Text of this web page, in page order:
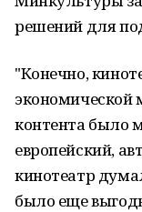
решений для
"Конечно,
контента было
европейский,
кинотеатр
было еще